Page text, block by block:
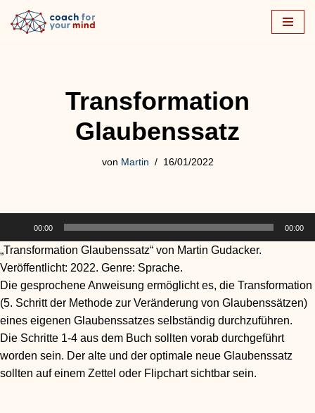
Transformation
Glaubenssatz
von Martin 16/01/2022
u
d
o
-
P
l
a
y
00:00 00:00
„Transformation Glaubenssatz“ von Martin Gudacker.
Veröffentlicht: 2022. Genre: Sprache.
Die gesprochene Anweisung ermöglicht es, die Transformation
(5. Schritt der Methode zur Veränderung von Glaubenssätzen)
eines eigenen Glaubenssatzes selbständig durchzuführen.
Die Schritte 1-4 aus dem Buch sollten vorab durchgeführt
worden sein. Der alte und der optimale neue Glaubenssatz
sollten auf einem Zettel oder Flipchart sichtbar sein.